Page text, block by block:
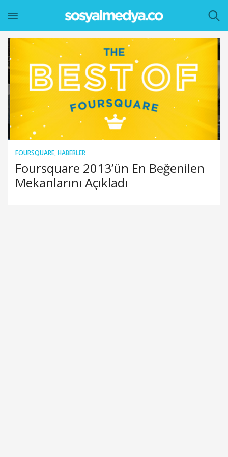
FOURSQUARE,HABERLER
Foursquare 2013’ün En Beğenilen
Mekanlarını Açıkladı